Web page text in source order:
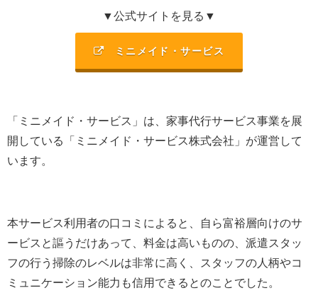
▼公式サイトを見る▼
ミニメイド・サービス
「ミニメイド・サービス」は、家事代行サービス事業を展
開している「ミニメイド・サービス株式会社」が運営して
います。
本サービス利用者の口コミによると、自ら富裕層向けのサ
ービスと謳うだけあって、料金は高いものの、派遣スタッ
フの行う掃除のレベルは非常に高く、スタッフの人柄やコ
ミュニケーション能力も信用できるとのことでした。